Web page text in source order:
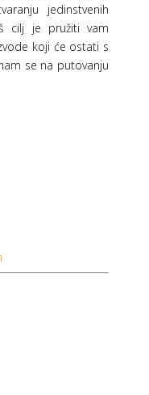
jedinstvenih
cilj je pružiti vam
koji će ostati s
se na putovanju